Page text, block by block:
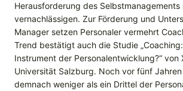
Herausforderung des Selbstmanagements
vernachlässigen. Zur Förderung und
Manager setzen Personaler vermehrt
Trend bestätigt auch die Studie
Instrument der Personalentwicklung?“ von
Universität Salzburg. Noch vor fünf
demnach weniger als ein Drittel der